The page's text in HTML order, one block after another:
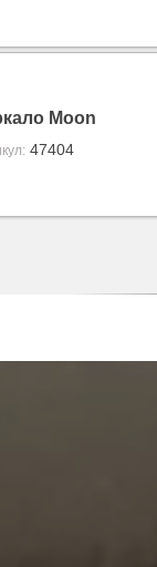
Moon
47404